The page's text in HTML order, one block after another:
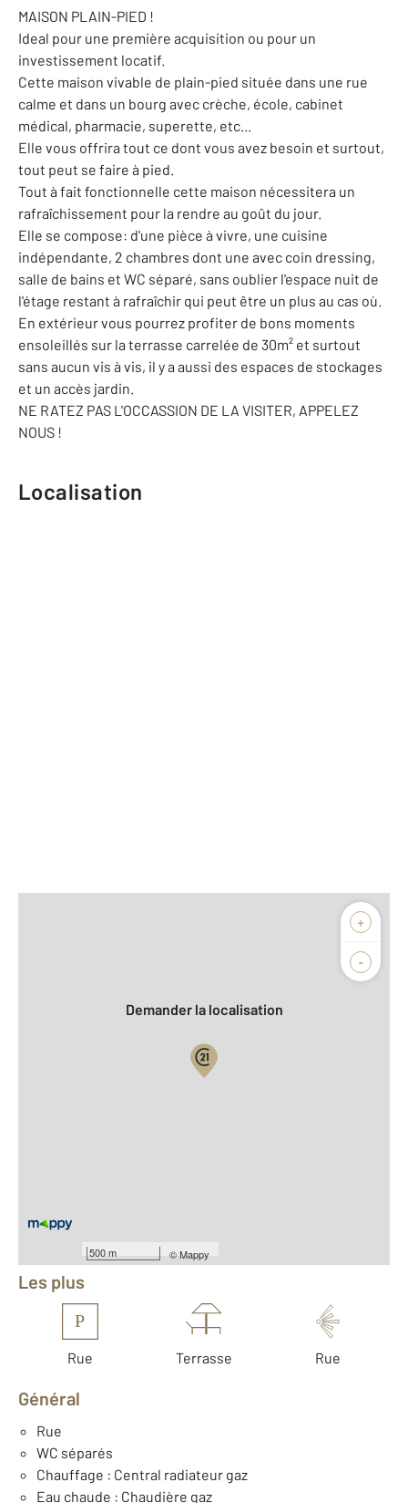
MAISON PLAIN-PIED !
Ideal pour une première acquisition ou pour un
investissement locatif.
Cette maison vivable de plain-pied située dans une rue
calme et dans un bourg avec crèche, école, cabinet
médical, pharmacie, superette, etc...
Elle vous offrira tout ce dont vous avez besoin et surtout,
tout peut se faire à pied.
Tout à fait fonctionnelle cette maison nécessitera un
rafraîchissement pour la rendre au goût du jour.
Elle se compose: d'une pièce à vivre, une cuisine
indépendante, 2 chambres dont une avec coin dressing,
salle de bains et WC séparé, sans oublier l'espace nuit de
l'étage restant à rafraîchir qui peut être un plus au cas où.
En extérieur vous pourrez profiter de bons moments
ensoleillés sur la terrasse carrelée de 30m² et surtout
sans aucun vis à vis, il y a aussi des espaces de stockages
et un accès jardin.
NE RATEZ PAS L'OCCASSION DE LA VISITER, APPELEZ
NOUS !
Localisation
+
-
500 m ©Mappy
Biens vendus
Demander la localisation
Équipements
Les plus
P
Rue Terrasse Rue
Général
Rue
WC séparés
Chauffage : Central radiateur gaz
Eau chaude : Chaudière gaz